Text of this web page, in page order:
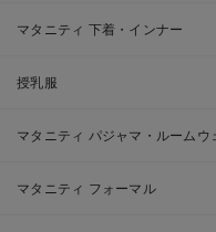
マタニティ 下着・インナー
授乳服
マタニティ パジャマ・ルームウ
マタニティ フォーマル